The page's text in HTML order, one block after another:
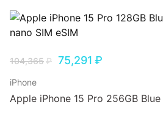
104,365₽ 75,291 ₽
iPhone
Apple iPhone 15 Pro 256GB